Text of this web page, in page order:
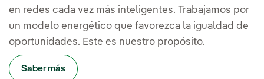
en redes cada vez más inteligentes. Trabajamos por
un modelo energético que favorezca la igualdad de
oportunidades. Este es nuestro propósito.
Saber más